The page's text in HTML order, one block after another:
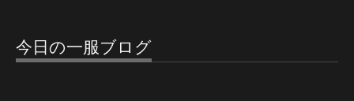
今日の一服ブログ